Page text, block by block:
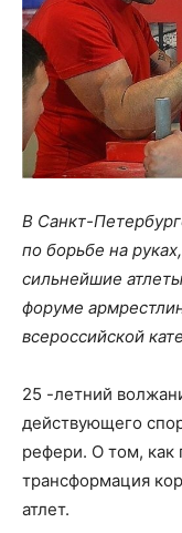
В Санкт-
по борьбе на
сильнейшие
форуме
всероссийской
25 -летний
действующего
рефери. О том, как
трансформация
атлет.